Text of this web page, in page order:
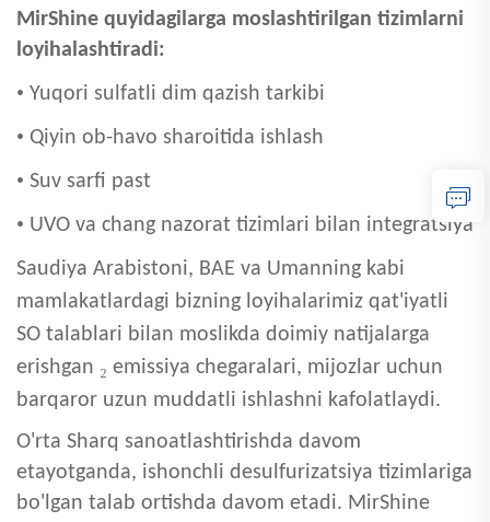
MirShine quyidagilarga moslashtirilgan tizimlarni
loyihalashtiradi:
• Yuqori sulfatli dim qazish tarkibi
• Qiyin ob-havo sharoitida ishlash
• Suv sarfi past
• UVO va chang nazorat tizimlari bilan integratsiya
Saudiya Arabistoni, BAE va Umanning kabi
mamlakatlardagi bizning loyihalarimiz qat'iyatli
SO talablari bilan moslikda doimiy natijalarga
erishgan ₂ emissiya chegaralari, mijozlar uchun
barqaror uzun muddatli ishlashni kafolatlaydi.
O'rta Sharq sanoatlashtirishda davom
etayotganda, ishonchli desulfurizatsiya tizimlariga
bo'lgan talab ortishda davom etadi. MirShine